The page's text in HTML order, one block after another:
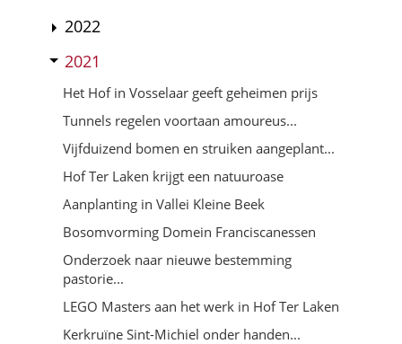
2022
2021
Het Hof in Vosselaar geeft geheimen prijs
Tunnels regelen voortaan amoureus...
Vijfduizend bomen en struiken aangeplant...
Hof Ter Laken krijgt een natuuroase
Aanplanting in Vallei Kleine Beek
Bosomvorming Domein Franciscanessen
Onderzoek naar nieuwe bestemming
pastorie...
LEGO Masters aan het werk in Hof Ter Laken
Kerkruïne Sint-Michiel onder handen...